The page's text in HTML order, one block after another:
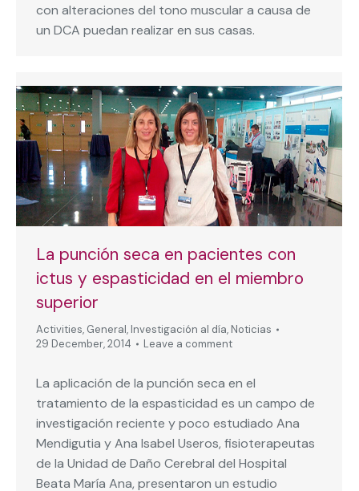
con alteraciones del tono muscular a causa de
un DCA puedan realizar en sus casas.
La punción seca en pacientes con
ictus y espasticidad en el miembro
superior
Activities, General, Investigación al día, Noticias
29 December, 2014
Leave a comment
La aplicación de la punción seca en el
tratamiento de la espasticidad es un campo de
investigación reciente y poco estudiado Ana
Mendigutia y Ana Isabel Useros, fisioterapeutas
de la Unidad de Daño Cerebral del Hospital
Beata María Ana, presentaron un estudio